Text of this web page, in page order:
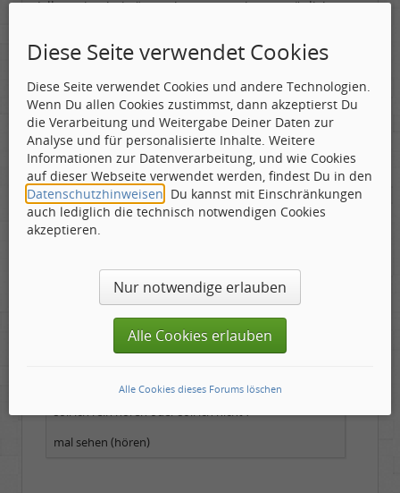
(alle meine beiträge geben nur meine persönliche
Mr. Upduff
Toningenieur
Geschlecht:
keine Angabe
Herkunft:
Basemountainhome
Alter:
65
Beiträge:
9777
Dabei seit:
02 / 2007
Gepostet:09.04.2009 - 17:44 Uhr ·#3
Zitat geschrieben von freaksound
soll ich rein hören oder soll ich nicht ? soll ich rein
hören oder soll ich nicht ?soll ich rein hören oder soll
ich nicht ?soll ich rein hören oder soll ich nicht ?soll
ich rein hören oder soll ich nicht ?soll ich rein hören
oder soll ich nicht ?soll ich rein hören oder soll ich
rein hören oder soll ich nicht ?soll ich rein hören oder
soll ich nicht ?soll ich rein hören oder soll ich nicht ?
soll ich rein hören oder soll ich nicht ?
mal sehen (hören)
Diese Seite verwendet Cookies
Diese Seite verwendet Cookies und andere Technologien.
Wenn Du allen Cookies zustimmst, dann akzeptierst Du
die Verarbeitung und Weitergabe Deiner Daten zur
Analyse und für personalisierte Inhalte. Weitere
Informationen zur Datenverarbeitung, und wie Cookies
auf dieser Webseite verwendet werden, findest Du in den
Datenschutzhinweisen . Du kannst mit Einschränkungen
auch lediglich die technisch notwendigen Cookies
akzeptieren.
Nur notwendige erlauben
Alle Cookies erlauben
Alle Cookies dieses Forums löschen